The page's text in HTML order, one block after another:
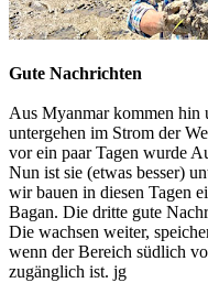
Gute Nachrichten
Aus Myanmar kommen hin
untergehen im Strom der
vor ein paar Tagen wurde
Nun ist sie (etwas besser)
wir bauen in diesen Tagen
Bagan. Die dritte gute
Die wachsen weiter,
wenn der Bereich südlich
zugänglich ist. jg